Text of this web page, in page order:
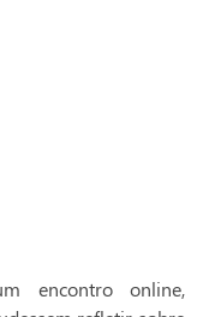
encontro online,